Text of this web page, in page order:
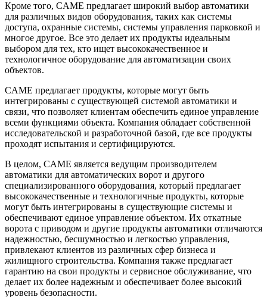
Кроме того, CAME предлагает широкий выбор автоматики
для различных видов оборудования, таких как системы
доступа, охранные системы, системы управления парковкой и
многое другое. Все это делает их продукты идеальным
выбором для тех, кто ищет высококачественное и
технологичное оборудование для автоматизации своих
объектов.
CAME предлагает продукты, которые могут быть
интегрированы с существующей системой автоматики и
связи, что позволяет клиентам обеспечить единое управление
всеми функциями объекта. Компания обладает собственной
исследовательской и разработочной базой, где все продукты
проходят испытания и сертифицируются.
В целом, CAME является ведущим производителем
автоматики для автоматических ворот и другого
специализированного оборудования, который предлагает
высококачественные и технологичные продукты, которые
могут быть интегрированы в существующие системы и
обеспечивают единое управление объектом. Их откатные
ворота с приводом и другие продукты автоматики отличаются
надежностью, бесшумностью и легкостью управления,
привлекают клиентов из различных сфер бизнеса и
жилищного строительства. Компания также предлагает
гарантию на свои продукты и сервисное обслуживание, что
делает их более надежным и обеспечивает более высокий
уровень безопасности.